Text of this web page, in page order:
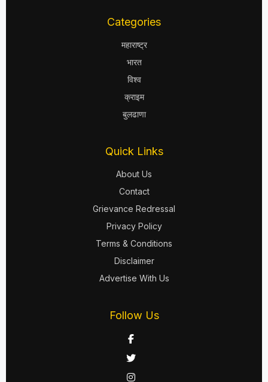
Categories
महाराष्ट्र
भारत
विश्व
क्राइम
बुलढाणा
Quick Links
About Us
Contact
Grievance Redressal
Privacy Policy
Terms & Conditions
Disclaimer
Advertise With Us
Follow Us